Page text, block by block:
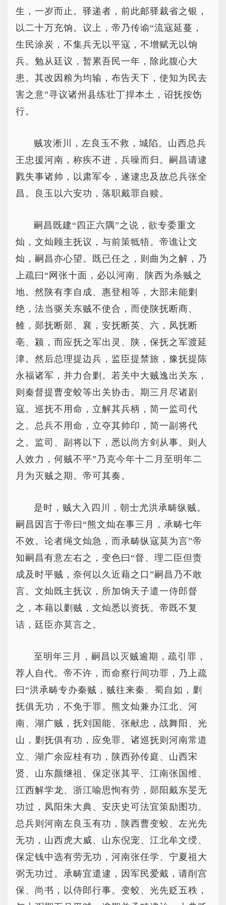
生，一岁而止。驿递者，前此邮驿裁省之银，
以二十万充饷。议上，帝乃传谕“流寇延蔓，
生民涂炭，不集兵无以平寇，不增赋无以饷
兵。勉从廷议，暂累吾民一年，除此腹心大
患。其改因粮为均输，布告天下，使知为民去
害之意”寻议诸州县练壮丁捍本土，诏抚按饬
行。
贼攻淅川，左良玉不救，城陷。山西总兵
王忠援河南，称疾不进，兵噪而归。嗣昌请逮
戮失事诸帅，以肃军令，遂逮忠及故总兵张全
昌。良玉以六安功，落职戴罪自赎。
嗣昌既建“四正六隅”之说，欲专委重文
灿，文灿顾主抚议，与前策牴牾。帝谯让文
灿，嗣昌亦心望。既已任之，则曲为之解，乃
上疏曰“网张十面，必以河南、陕西为杀贼之
地。然陕有李自成、惠登相等，大部未能剿
绝，法当驱关东贼不使合，而使陕抚断商、
雒，郧抚断郧、襄，安抚断英、六，凤抚断
亳、颍，而应抚之军出灵、陕，保抚之军渡延
津。然后总理提边兵，监臣提禁旅，豫抚提陈
永福诸军，并力合剿。若关中大贼逸出关东，
则秦督提曹变蛟等出关协击。期三月尽诸剧
寇。巡抚不用命，立解其兵柄，简一监司代
之。总兵不用命，立夺其帅印，简一副将代
之。监司、副将以下，悉以尚方剑从事。则人
人效力，何贼不平”乃克今年十二月至明年二
月为灭贼之期。帝可其奏。
是时，贼大入四川，朝士尤洪承畴纵贼。
嗣昌因言于帝曰“熊文灿在事三月，承畴七年
不效。论者绳文灿急，而承畴纵寇莫为言”帝
知嗣昌有意左右之，变色曰“督、理二臣但责
成及时平贼，奈何以久近藉之口”嗣昌乃不敢
言。文灿既主抚议，所加饷天子遣一侍郎督
之，本藉以剿贼，文灿悉以资抚。帝既不复
诘，廷臣亦莫言之。
至明年三月，嗣昌以灭贼逾期，疏引罪，
荐人自代。帝不许，而命察行间功罪，乃上疏
曰“洪承畴专办秦贼，贼往来秦、蜀自如，剿
抚俱无功，不免于罪。熊文灿兼办江北、河
南、湖广贼，抚刘国能、张献忠，战舞阳、光
山，剿抚俱有功，应免罪。诸巡抚则河南常道
立、湖广余应桂有功，陕西孙传庭、山西宋
贤、山东颜继祖、保定张其平、江南张国维、
江西解学龙、浙江喻思恂有劳，郧阳戴东旻无
功过，凤阳朱大典、安庆史可法宜策励图功。
总兵则河南左良玉有功，陕西曹变蛟、左光先
无功，山西虎大威、山东倪宠、江北牟文绶、
保定钱中选有劳无功，河南张任学、宁夏祖大
弼无功过。承畴宜遣逮，因军民爱戴，请削宫
保、尚书，以侍郎行事。变蛟、光先贬五秩，